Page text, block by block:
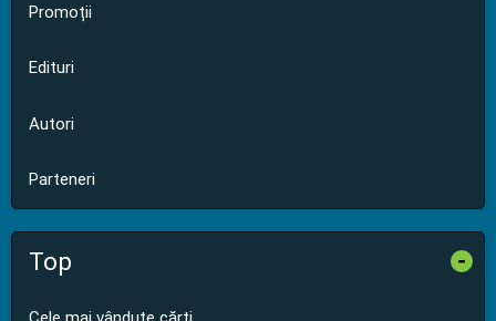
Promoții
Edituri
Autori
Parteneri
Top -